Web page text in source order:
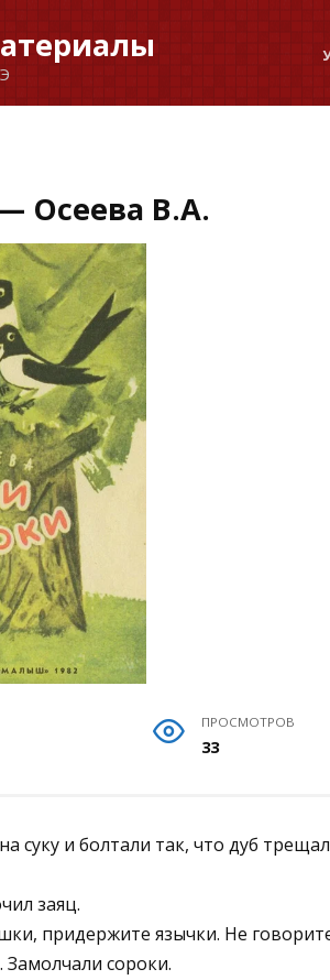
Осеева В.А.
ПРОСМОТРОВ
33
суку и болтали так, что дуб
заяц.
придержите язычки. Не говорите
Замолчали сороки.